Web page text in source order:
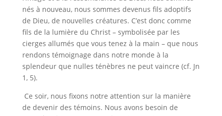
nés à nouveau, nous sommes devenus fils adoptifs
de Dieu, de nouvelles créatures. C’est donc comme
fils de la lumière du Christ – symbolisée par les
cierges allumés que vous tenez à la main – que nous
rendons témoignage dans notre monde à la
splendeur que nulles ténèbres ne peut vaincre (cf. Jn
1, 5).
Ce soir, nous fixons notre attention sur la manière
de devenir des témoins. Nous avons besoin de